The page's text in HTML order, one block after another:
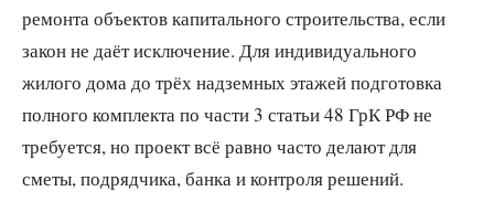
ремонта объектов капитального строительства, если
закон не даёт исключение. Для индивидуального
жилого дома до трёх надземных этажей подготовка
полного комплекта по части 3 статьи 48 ГрК РФ не
требуется, но проект всё равно часто делают для
сметы, подрядчика, банка и контроля решений.